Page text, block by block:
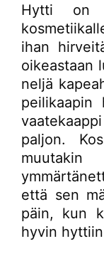
Hytti on
ihan
oikeastaan
neljä
peilikaapin
paljon.
muutakin
että sen
päin, kun
hyvin